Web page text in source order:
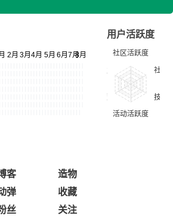
用户活跃度
客
造物
弹
收藏
丝 关注